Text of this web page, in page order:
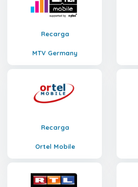
Recarga
MTV Germany
Recarga
Ortel Mobile